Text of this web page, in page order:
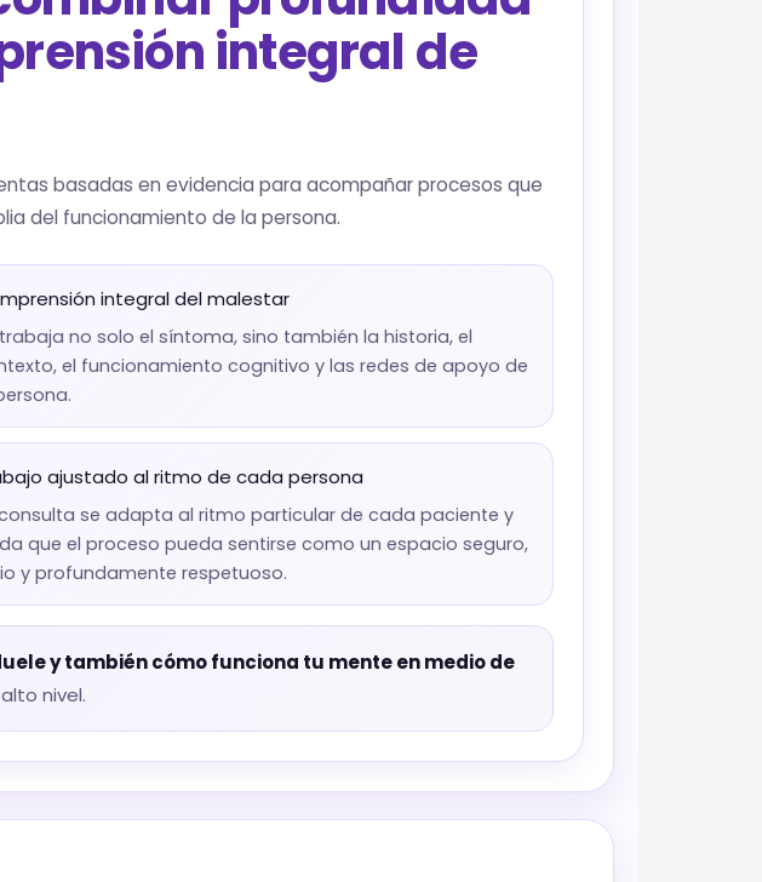
integral de
basadas en evidencia para acompañar procesos que
del funcionamiento de la persona.
integral del malestar
no solo el síntoma, sino también la historia, el
el funcionamiento cognitivo y las redes de apoyo de
ajustado al ritmo de cada persona
se adapta al ritmo particular de cada paciente y
que el proceso pueda sentirse como un espacio seguro,
y profundamente respetuoso.
y también cómo funciona tu mente en medio de
nivel.